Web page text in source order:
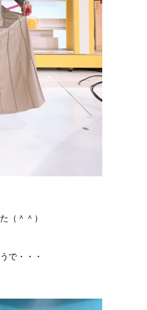
（＾＾）
で・・・